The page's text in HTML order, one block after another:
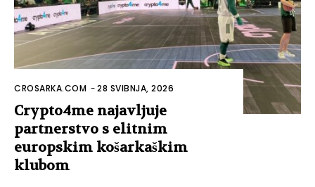
CROSARKA.COM -28 SVIBNJA, 2026
Crypto4me najavljuje
partnerstvo s elitnim
europskim košarkaškim
klubom